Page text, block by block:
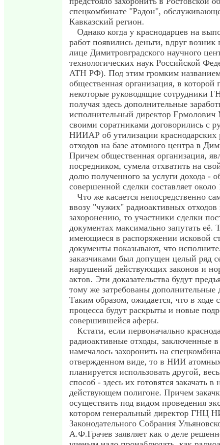
спецкомбинате "Радон",
Кавказский регион.
Однако когда у краснодарцев на
работ появились деньги, вдруг возник
лице Димитровградского научного
технологических наук Российской
АТН РФ). Под этим громким названием
общественная организация, в которой
некоторые руководящие сотрудники
получая здесь дополнительные
исполнительный директор
своими соратниками договорились с
НИИАР об утилизации краснодарских
отходов на базе атомного центра в
Причем общественная организация,
посредником, сумела отхватить на
долю полученного за услуги дохода -
совершенной сделки составляет
Что же касается непосредственно
ввозу "чужих" радиоактивных
захоронению, то участники сделки
документах максимально запутать её.
имеющиеся в распоряжении исковой
документы показывают, что
заказчиками был допущен целый ряд
нарушений действующих законов и
актов. Эти доказательства будут
тому же затребованы дополнительные
Таким образом, ожидается, что в ходе
процесса будут раскрыты и новые
совершившейся аферы.
Кстати, если первоначально
радиоактивные отходы, заключенные
намечалось захоронить на
отвержденном виде, то в НИИ
планируется использовать другой,
способ - здесь их готовятся закачать в
действующем полигоне. Причем
осуществить под видом проведения
котором генеральный директор ГНЦ
Законодательного Собрания
А.Ф.Грачев заявляет как о деле